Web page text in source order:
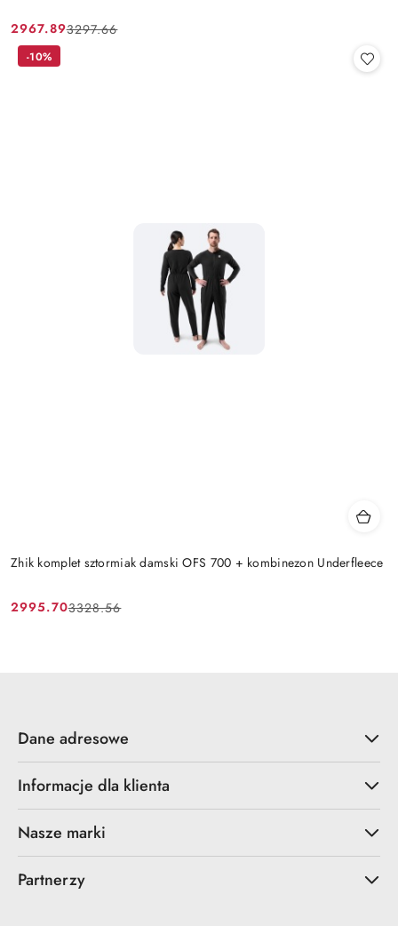
Cena
promocyjna:
2967.89
Cena
przed
3297.66
Zhik komplet sztormiak damski OFS 700 + kombinezon Underfleece
Cena
2995.70
Cena
3328.56
-10%
Dane adresowe
Informacje dla klienta
Nasze marki
Partnerzy